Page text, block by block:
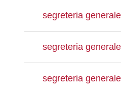
segreteria generale
segreteria generale
segreteria generale